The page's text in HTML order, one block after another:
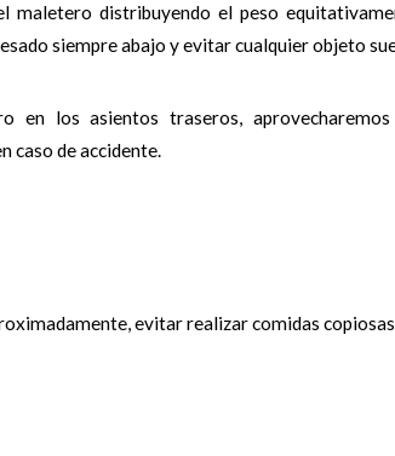
maletero distribuyendo el peso
siempre abajo y evitar cualquier objeto
en los asientos traseros,
caso de accidente.
evitar realizar comidas